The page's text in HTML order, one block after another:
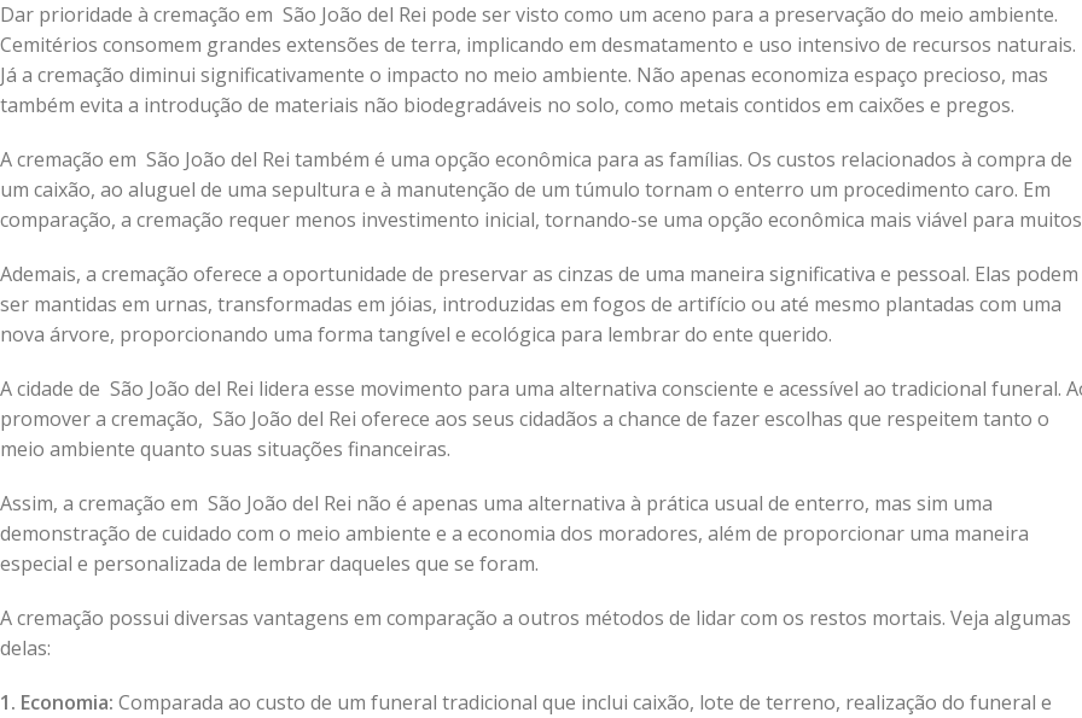
Dar prioridade à cremação em São João del Rei pode ser visto como um aceno para a preservação do meio ambiente.
Cemitérios consomem grandes extensões de terra, implicando em desmatamento e uso intensivo de recursos naturais.
Já a cremação diminui significativamente o impacto no meio ambiente. Não apenas economiza espaço precioso, mas
também evita a introdução de materiais não biodegradáveis no solo, como metais contidos em caixões e pregos.
A cremação em São João del Rei também é uma opção econômica para as famílias. Os custos relacionados à compra de
um caixão, ao aluguel de uma sepultura e à manutenção de um túmulo tornam o enterro um procedimento caro. Em
comparação, a cremação requer menos investimento inicial, tornando-se uma opção econômica mais viável para
Ademais, a cremação oferece a oportunidade de preservar as cinzas de uma maneira significativa e pessoal. Elas podem
ser mantidas em urnas, transformadas em jóias, introduzidas em fogos de artifício ou até mesmo plantadas com uma
nova árvore, proporcionando uma forma tangível e ecológica para lembrar do ente querido.
A cidade de São João del Rei lidera esse movimento para uma alternativa consciente e acessível ao tradicional funeral.
promover a cremação, São João del Rei oferece aos seus cidadãos a chance de fazer escolhas que respeitem tanto o
meio ambiente quanto suas situações financeiras.
Assim, a cremação em São João del Rei não é apenas uma alternativa à prática usual de enterro, mas sim uma
demonstração de cuidado com o meio ambiente e a economia dos moradores, além de proporcionar uma maneira
especial e personalizada de lembrar daqueles que se foram.
A cremação possui diversas vantagens em comparação a outros métodos de lidar com os restos mortais. Veja algumas
delas:
1. Economia: Comparada ao custo de um funeral tradicional que inclui caixão, lote de terreno, realização do funeral e